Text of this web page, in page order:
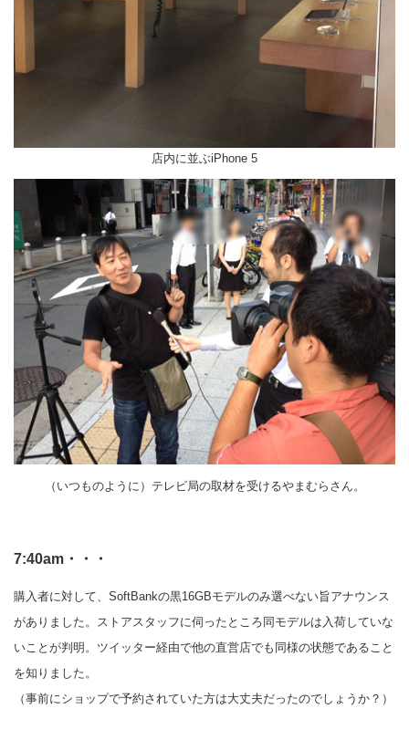
店内に並ぶiPhone 5
（いつものように）テレビ局の取材を受けるやまむらさん。
7:40am・・・
購入者に対して、SoftBankの黒16GBモデルのみ選べない旨アナウンス
がありました。ストアスタッフに伺ったところ同モデルは入荷していな
いことが判明。ツイッター経由で他の直営店でも同様の状態であること
を知りました。
（事前にショップで予約されていた方は大丈夫だったのでしょうか？）